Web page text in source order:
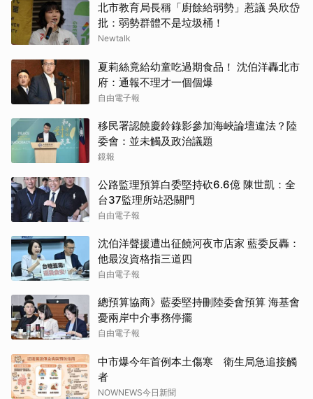
北市教育局長稱「廚餘給弱勢」惹議 吳欣岱
批：弱勢群體不是垃圾桶！
Newtalk
夏莉絲竟給幼童吃過期食品！ 沈伯洋轟北市
府：通報不理才一個個爆
自由電子報
移民署認饒慶鈴錄影參加海峽論壇違法？陸
委會：並未觸及政治議題
鏡報
公路監理預算白委堅持砍6.6億 陳世凱：全
台37監理所站恐關門
自由電子報
沈伯洋聲援遭出征饒河夜市店家 藍委反轟：
他最沒資格指三道四
自由電子報
總預算協商》藍委堅持刪陸委會預算 海基會
憂兩岸中介事務停擺
自由電子報
中市爆今年首例本土傷寒 衛生局急追接觸
者
NOWNEWS今日新聞